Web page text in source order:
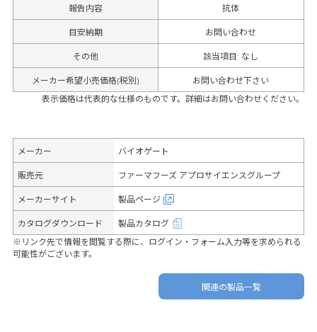
報告内容 抗体
目安納期 お問い合わせ
その他 該当項目: なし
メーカー希望小売価格(税別)
お問い合わせ下さい
表示価格は代表的な仕様のものです。詳細はお問い合わせください。
メーカー バイオゲート
販売元 ファーマフーズ アプロサイエンスグループ
メーカーサイト 製品ページ
カタログダウンロード
製品カタログ
※リンク先で情報を閲覧する際に、ログイン・フォーム入力等を求められる
可能性がございます。
関連の製品一覧